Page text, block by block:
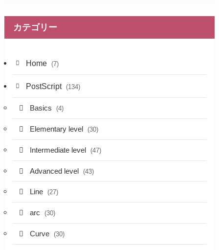
カテゴリー
Home (7)
PostScript (134)
Basics (4)
Elementary level (30)
Intermediate level (47)
Advanced level (43)
Line (27)
arc (30)
Curve (30)